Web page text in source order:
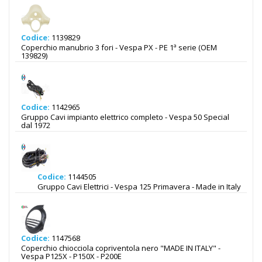
Codice: 1139829
Coperchio manubrio 3 fori - Vespa PX - PE 1ª serie (OEM
139829)
Codice: 1142965
Gruppo Cavi impianto elettrico completo - Vespa 50 Special
dal 1972
Codice: 1144505
Gruppo Cavi Elettrici - Vespa 125 Primavera - Made in Italy
Codice: 1147568
Coperchio chiocciola copriventola nero "MADE IN ITALY" -
Vespa P125X - P150X - P200E